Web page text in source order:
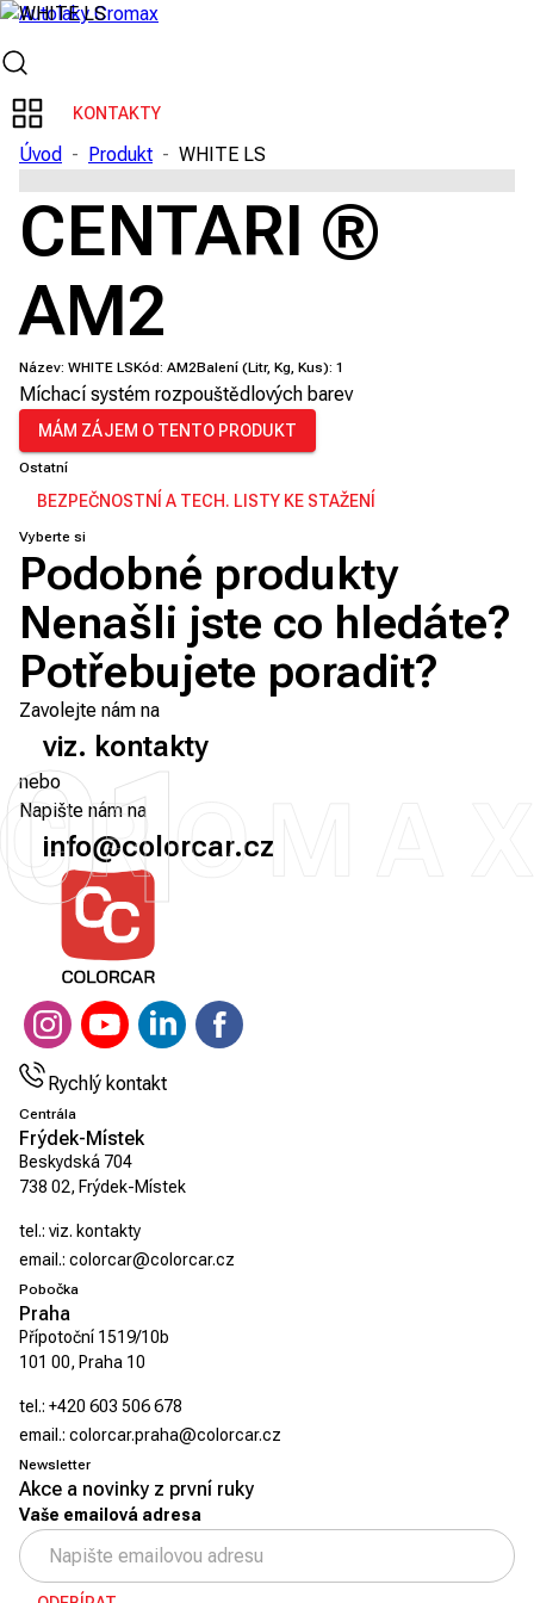
KONTAKTY
Úvod - Produkt - WHITE LS
CENTARI ®
AM2
Název: WHITE LSKód: AM2Balení (Litr, Kg, Kus): 1
Míchací systém rozpouštědlových barev
MÁM ZÁJEM O TENTO PRODUKT
Ostatní
BEZPEČNOSTNÍ A TECH. LISTY KE STAŽENÍ
01
Vyberte si
Podobné produkty
Nenašli jste co hledáte?
Potřebujete poradit?
Zavolejte nám na
viz. kontakty
nebo
Napište nám na
info@colorcar.cz
Rychlý kontakt
Centrála
Frýdek-Místek
Beskydská 704
738 02, Frýdek-Místek
tel.: viz. kontakty
email.: colorcar@colorcar.cz
Pobočka
Praha
Přípotoční 1519/10b
101 00, Praha 10
tel.: +420 603 506 678
email.: colorcar.praha@colorcar.cz
Newsletter
Akce a novinky z první ruky
Vaše emailová adresa